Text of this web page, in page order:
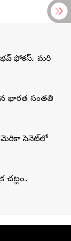
ఫోకస్.. మరి
భారత సంతతి
సెనెట్‌లో
చట్టం..